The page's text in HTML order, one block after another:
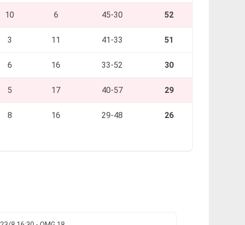
10 6 45-30 52
3 11 41-33 51
6 16 33-52 30
5 17 40-57 29
8 16 29-48 26